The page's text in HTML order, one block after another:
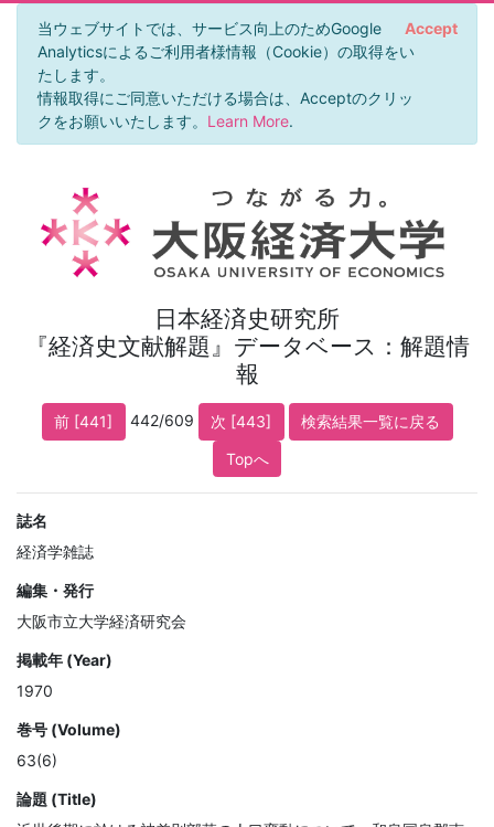
当ウェブサイトでは、サービス向上のためGoogle
Analyticsによるご利用者様情報（Cookie）の取得をい
たします。
情報取得にご同意いただける場合は、Acceptのクリッ
クをお願いいたします。 Learn More.
Accept
日本経済史研究所
『経済史文献解題』データベース：解題情
報
前 [441] 442/609 次 [443]
検索結果一覧に戻る
Topへ
誌名
経済学雑誌
編集・発行
大阪市立大学経済研究会
掲載年 (Year)
1970
巻号 (Volume)
63(6)
論題 (Title)